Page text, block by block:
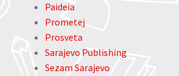
Paideia
Prometej
Prosveta
Sarajevo Publishing
Sezam Sarajevo